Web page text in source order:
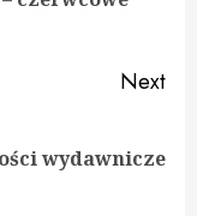
Next
wydawnicze